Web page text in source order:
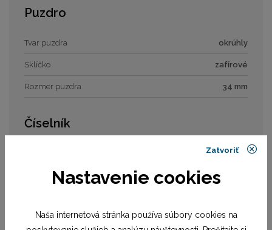
Puzdro
Tvar puzdra okrúhly
Sklíčko zafírové
Rozmer puzdra 34 mm
Číselník
analóg
Rozmer číselníka 25,5 mm
Remienok / náramok
Zatvoriť
Nastavenie cookies
Naša internetová stránka používa súbory cookies na